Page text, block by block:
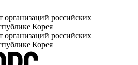
российских
Корея
российских
Корея